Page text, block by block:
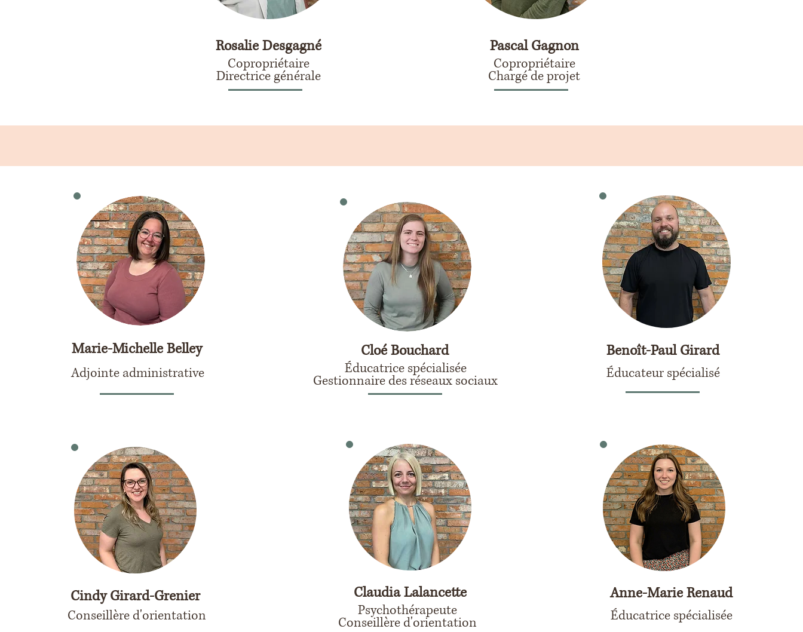
Rosalie Desgagné
Copropriétaire
Directrice générale
Pascal Gagnon
Copropriétaire
Chargé de projet
Marie-Michelle Belley
Adjointe administrative
Cloé Bouchard
Éducatrice spécialisée
Gestionnaire des réseaux sociaux
Benoît-Paul Girard
Éducateur spécialisé
Cindy Girard-Grenier
Conseillère d'orientation
Claudia Lalancette
Psychothérapeute
Conseillère d'orientation
Anne-Marie Renaud
Éducatrice spécialisée